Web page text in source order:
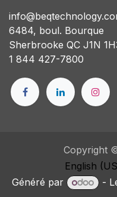
6484, boul. Bourque
Sherbrooke QC J1N
1 844 427-7800
Copyright
English
Généré par
-